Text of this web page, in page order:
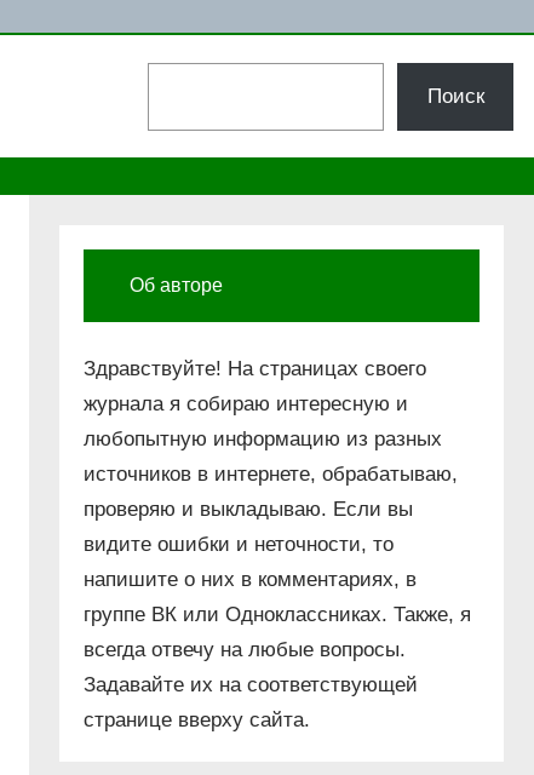
Поиск
Об авторе
Здравствуйте! На страницах своего
журнала я собираю интересную и
любопытную информацию из разных
источников в интернете, обрабатываю,
проверяю и выкладываю. Если вы
видите ошибки и неточности, то
напишите о них в комментариях, в
группе ВК или Одноклассниках. Также, я
всегда отвечу на любые вопросы.
Задавайте их на соответствующей
странице вверху сайта.